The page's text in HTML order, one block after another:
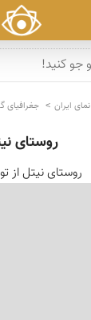
نمای ایران جغرافیای
روستای
روستای نیتل از